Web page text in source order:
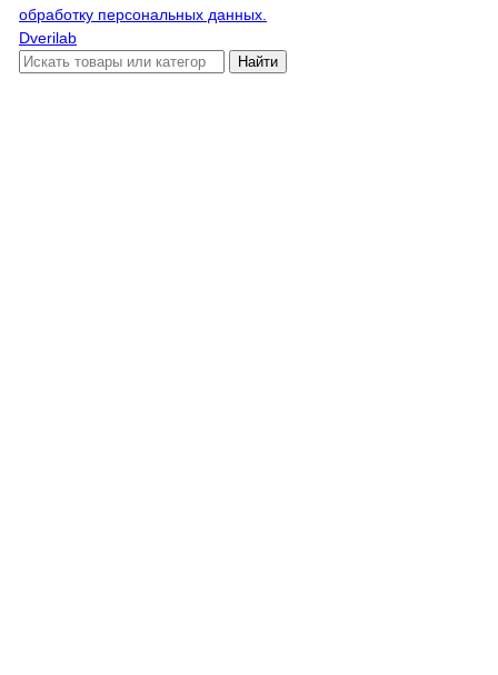
обработку персональных данных.
Dverilab
Найти